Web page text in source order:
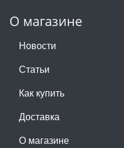
О магазине
Новости
Статьи
Как купить
Доставка
О магазине